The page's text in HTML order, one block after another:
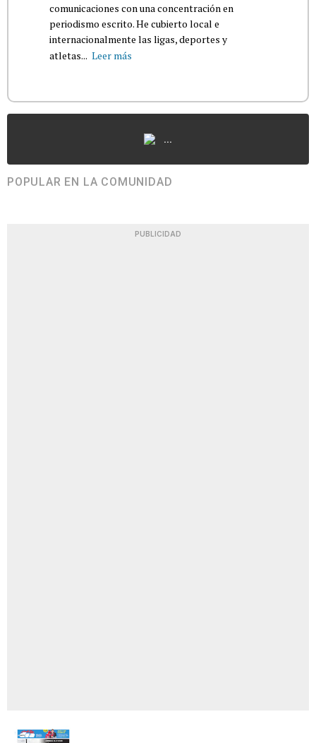
comunicaciones con una concentración en
periodismo escrito. He cubierto local e
internacionalmente las ligas, deportes y
atletas... Leer más
...
POPULAR EN LA COMUNIDAD
PUBLICIDAD